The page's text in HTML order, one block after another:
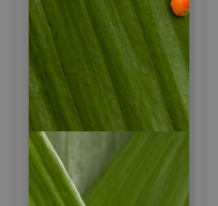
Sie besuchen heute Kuelap, das
„Machu Picchu des Norden“. Es ist
Machu Picchu durchaus ebenbürtig,
jedoch schwer zugänglich und nur
durch einen abenteuerlichen Trip zu
erreichen, aber somit auch viel
weniger überlaufen. Die gewaltige
Festung der Wolkenkrieger der
Chachapoyas aus dem 12 Jh. ist von
einer 8 m hohen Mauer mit
Wachtürmen umgeben und hat nur
drei Zugänge. Sie galt lange Zeit als
uneinnehmbar. Erst die Inka
eroberten die Festung. Übernachten
werden Sie im Dorf Chillo.